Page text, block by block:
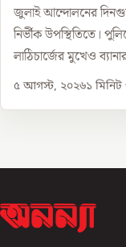
জুলাই আন্দোলনের
নির্ভীক উপস্থিতিতে।
লাঠিচার্জের মুখেও
৫ আগস্ট, ২০২৬১